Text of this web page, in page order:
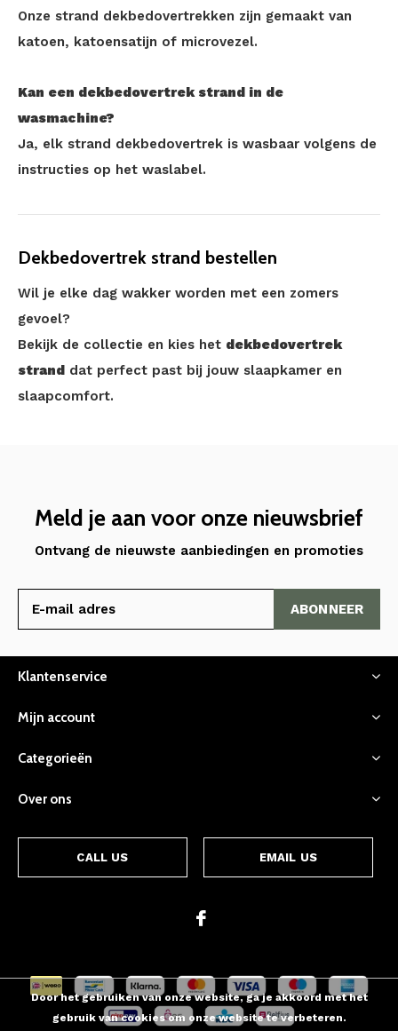
Onze strand dekbedovertrekken zijn gemaakt van
katoen, katoensatijn of microvezel.
Kan een dekbedovertrek strand in de
wasmachine?
Ja, elk strand dekbedovertrek is wasbaar volgens de
instructies op het waslabel.
Dekbedovertrek strand bestellen
Wil je elke dag wakker worden met een zomers
gevoel?
Bekijk de collectie en kies het dekbedovertrek
strand dat perfect past bij jouw slaapkamer en
slaapcomfort.
Meld je aan voor onze nieuwsbrief
Ontvang de nieuwste aanbiedingen en promoties
ABONNEER
Klantenservice
Mijn account
Categorieën
Over ons
CALL US EMAIL US
Door het gebruiken van onze website, ga je akkoord met het
gebruik van cookies om onze website te verbeteren.